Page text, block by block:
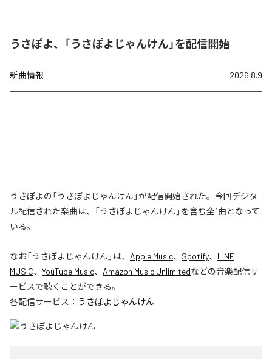
うさぽよ、「うさぽよじゃんけん」を配信開始
新曲情報 2026.8.9
うさぽよの「うさぽよじゃんけん」が配信開始された。今回デジタ
ル配信された楽曲は、「うさぽよじゃんけん」を含む全1曲となって
いる。
なお「うさぽよじゃんけん 」は、 Apple Music、 Spotify、 LINE
MUSIC、 YouTube Music、 Amazon Music Unlimitedなどの音楽配信サ
ービスで聴くことができる。
各配信サービス： うさぽよじゃんけん